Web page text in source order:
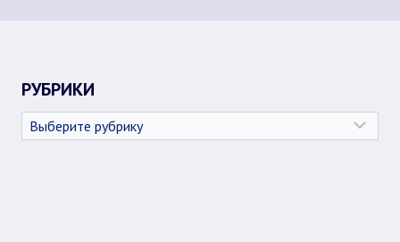
РУБРИКИ
Рубрики